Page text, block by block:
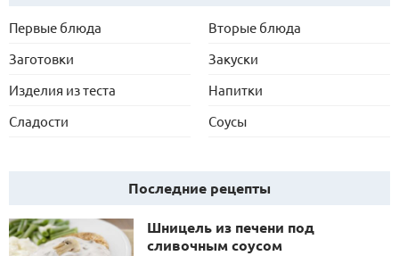
Первые блюда
Вторые блюда
Заготовки
Закуски
Изделия из теста
Напитки
Сладости
Соусы
Последние рецепты
Шницель из печени под
сливочным соусом